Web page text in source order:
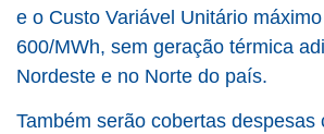
e o Custo Variável Unitário
600/MWh, sem geração térmica
Nordeste e no Norte do país.
Também serão cobertas despesas